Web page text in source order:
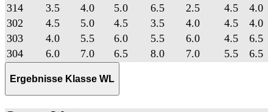
314
3.5 4.0 5.0 6.5 2.5 4.5
4.0
302
4.5 5.0 4.5 3.5 4.0 4.5
4.0
303
4.0 5.5 6.0 5.5 6.0 4.5
6.5
304
6.0 7.0 6.5 8.0 7.0 5.5 6.5
Ergebnisse Klasse WL